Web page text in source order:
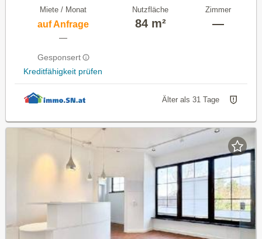
Miete / Monat
auf Anfrage
—
Gesponsert
Kreditfähigkeit prüfen
Nutzfläche
84 m²
Zimmer
—
Älter als 31 Tage